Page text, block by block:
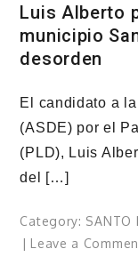
Luis Alberto
municipio
desorden
El candidato a
(ASDE) por el
(PLD), Luis
del […]
Category: SANTO
Leave a